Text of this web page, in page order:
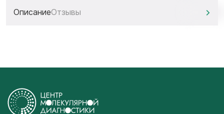
ОписаниеОтзывы